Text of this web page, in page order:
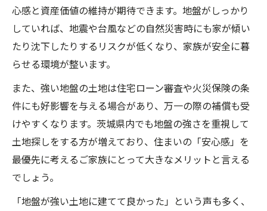
心感と資産価値の維持が期待できます。地盤がしっかり
していれば、地震や台風などの自然災害時にも家が傾い
たり沈下したりするリスクが低くなり、家族が安全に暮
らせる環境が整います。
また、強い地盤の土地は住宅ローン審査や火災保険の条
件にも好影響を与える場合があり、万一の際の補償も受
けやすくなります。茨城県内でも地盤の強さを重視して
土地探しをする方が増えており、住まいの「安心感」を
最優先に考えるご家族にとって大きなメリットと言える
でしょう。
「地盤が強い土地に建てて良かった」という声も多く、